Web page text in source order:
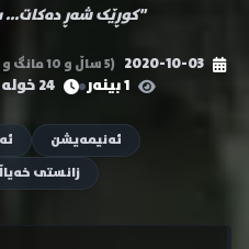
"کوڕێک شەڕ
2020-10-03 (5 ساڵ و 10 مانگ و 6 ڕۆژ لەمەوبەر دەرچووە)
1 بینەر
24 خولەک
ئەنیمەیشن
زانستی